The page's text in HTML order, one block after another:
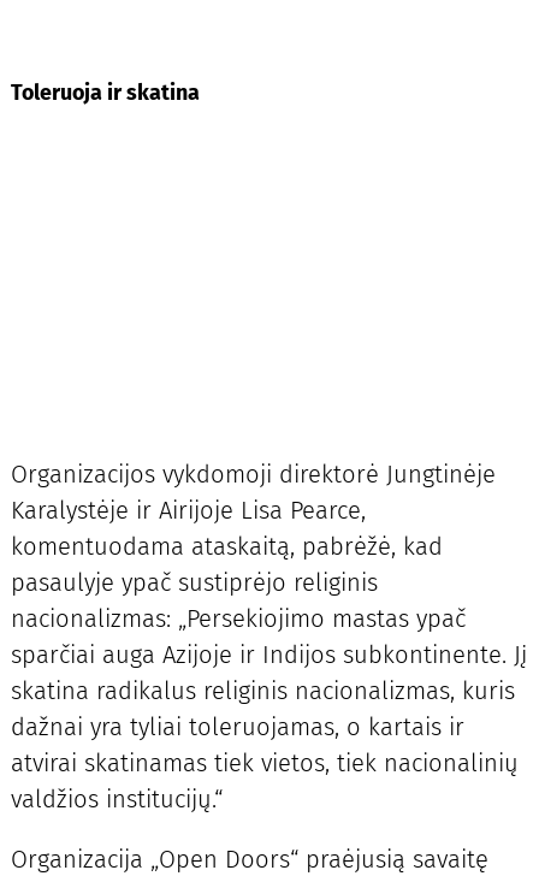
Toleruoja ir skatina
Organizacijos vykdomoji direktorė Jungtinėje
Karalystėje ir Airijoje Lisa Pearce,
komentuodama ataskaitą, pabrėžė, kad
pasaulyje ypač sustiprėjo religinis
nacionalizmas: „Persekiojimo mastas ypač
sparčiai auga Azijoje ir Indijos subkontinente. Jį
skatina radikalus religinis nacionalizmas, kuris
dažnai yra tyliai toleruojamas, o kartais ir
atvirai skatinamas tiek vietos, tiek nacionalinių
valdžios institucijų.“
Organizacija „Open Doors“ praėjusią savaitę